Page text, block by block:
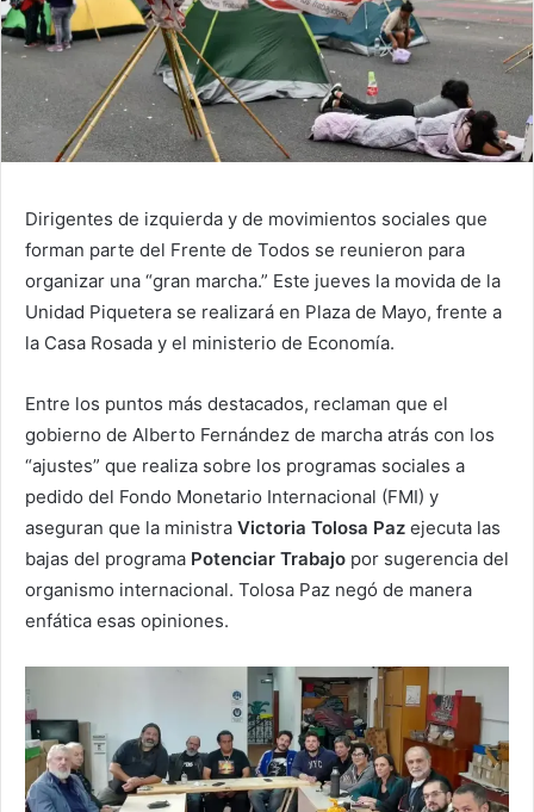
Dirigentes de izquierda y de movimientos sociales que
forman parte del Frente de Todos se reunieron para
organizar una “gran marcha.” Este jueves la movida de la
Unidad Piquetera se realizará en Plaza de Mayo, frente a
la Casa Rosada y el ministerio de Economía.
Entre los puntos más destacados, reclaman que el
gobierno de Alberto Fernández de marcha atrás con los
“ajustes” que realiza sobre los programas sociales a
pedido del Fondo Monetario Internacional (FMI) y
aseguran que la ministra Victoria Tolosa Paz ejecuta las
bajas del programa Potenciar Trabajo por sugerencia del
organismo internacional. Tolosa Paz negó de manera
enfática esas opiniones.